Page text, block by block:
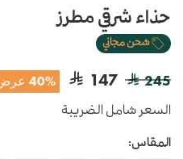
حذاء شرقي مطرز
شحن مجاني
245
147 40% عرض
السعر شامل الضريبة
المقاس: